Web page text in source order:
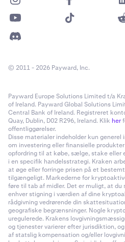
© 2011 - 2026 Payward, Inc.
Payward Europe Solutions Limited t/a
of Ireland. Payward Global Solutions
Central Bank of Ireland. Registreret
Quay, Dublin, D02 R296, Ireland. Klik her
offentliggørelser.
Disse materialer indeholder kun
om investering eller finansielle
opfordring til at købe, sælge, stake eller
i en specifik handelsstrategi. Kraken
at øge eller forringe prisen på et
tilgængeligt. Markederne for
føre til tab af midler. Det er muligt, at
enhver stigning i værdien af dine
rådgivning vedrørende din
geografiske begrænsninger. Nogle
uregulerede. Krakens
og tjenester varierer efter jurisdiktion,
af statslig kompensation og/eller